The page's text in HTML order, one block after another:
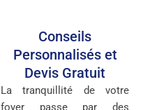
Conseils
Personnalisés et
Devis Gratuit
La tranquillité de votre
foyer passe par des